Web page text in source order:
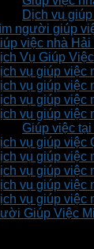
Dịch vụ
người giúp
việc nhà
Vụ Giúp
vụ giúp việc
vụ giúp việc
vụ giúp việc
vụ giúp việc
Giúp việc
vụ giúp việc
vụ giúp việc
vụ giúp việc
vụ giúp việc
vụ giúp việc
Giúp Việc